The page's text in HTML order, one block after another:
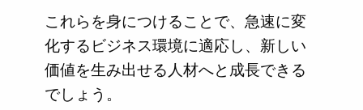
これらを身につけることで、急速に変
化するビジネス環境に適応し、新しい
価値を生み出せる人材へと成長できる
でしょう。